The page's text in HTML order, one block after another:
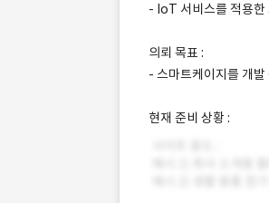
- IoT 서비스를 적용한
의뢰 목표 :
- 스마트케이지를 개
현재 준비 상황 :